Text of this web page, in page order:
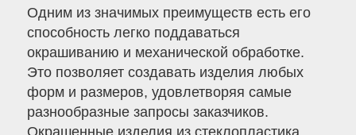
Одним из значимых преимуществ есть его
способность легко поддаваться
окрашиванию и механической обработке.
Это позволяет создавать изделия любых
форм и размеров, удовлетворяя самые
разнообразные запросы заказчиков.
Окрашенные изделия из стеклопластика